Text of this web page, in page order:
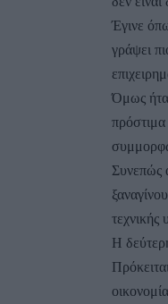
Έγινε
γράψει
Όμως
πρόστιμα
Συνεπώς
τεχνικής
Η